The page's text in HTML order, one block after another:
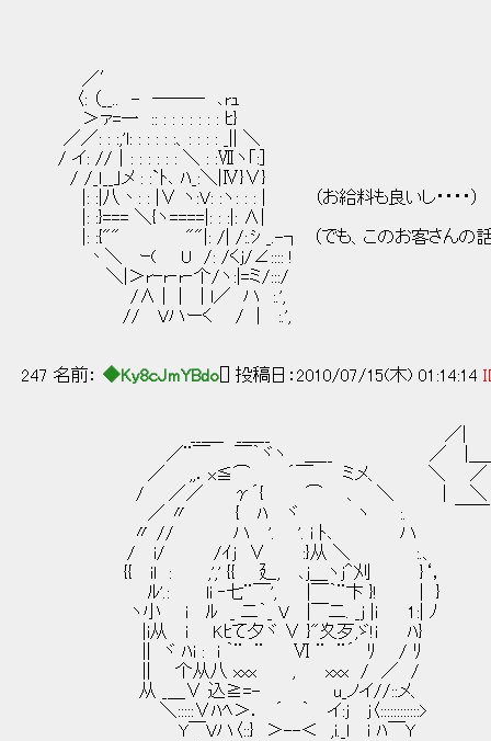
／′
〈: （__.. - ―── ､rｭ
＞ァ=一 :: : : : : : : : ﾋ}
／／: : :,'l: : : : : :、: : : : _|| ＼
/ イ: //│: : : : : : ＼ : :Ⅶヽ｢:］
/ /_ｌ__｣メ : :`ﾄ､ ﾊ_:＼|Ⅳ}∨}
|: :|八丶: : |∨ ヽ:V: :ヽ: : : | （お給料も良いし・・・・）
|: :}=== ＼{ヽ====|: : :|: ∧|
|: :{"" ""|: /| /:.ｼ _.-┐ （でも、このお客さんの
丶＼ ｰ( U /: /くj/∠:::: ! ＼_WＷ/
＼|＞rｰr‐r‐个/
/∧ | | | l／ ハ :.', ≫ お
// Vハー
247 名前： ◆Ky8cJmYBdo [] 投稿日：2010/07/15(木) 01:14:14
__＿_ _＿__ ／|
／¨￣ ￣｀ヾヽ ＿__ ／ |＿_
／ ,,．x≦⌒ ´￣ ミメ、 ＼ ／
/ ／／ γ´{ ⌒ 、 ＼ | ＼
／ 〃 { ﾊ ヾ ヽ :. ￣￣
〃 // ハ '. '. i ﾄ､ ハ
/ i/ /ｲj ∨ :}从 ＼ :.、
{{ il : ,',' {{ 廴, ､j＿ヽj＾刈 }‘，
ﾙ'.: li ‐七¨￣', |￣｀¨卞 }! | }
ヽ小 i ﾙ _ 二｀_ V |￣二. _j |i 1:| ﾉ
|i从 i Kﾋて夕ヾ ∨ }"夊歹,ゞ!i ﾊ} は、はい
|| ヾ ﾊi : i ｀¨ ¨ Ⅵ ¨ ¨´ ﾘ / ﾘ
|| 个从八 xxx , xxx / ／ /
从 _＿∨ 込≧=- u_ノイ//::メ、
＼:::::∨ﾊﾍ＞． ´ ｀ イ:j j〈::::::::::::>
Y￣Vハ〈::} ＞--＜ ,i._l ｉ ﾊ￣Y